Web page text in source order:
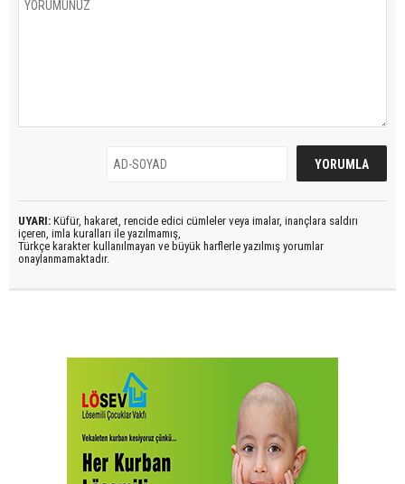
UYARI: Küfür, hakaret, rencide edici cümleler veya imalar, inançlara saldırı
içeren, imla kuralları ile yazılmamış,
Türkçe karakter kullanılmayan ve büyük harflerle yazılmış yorumlar
onaylanmamaktadır.